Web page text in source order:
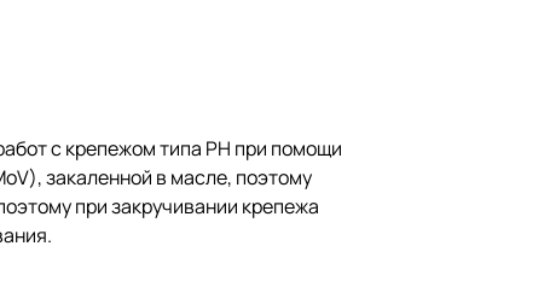
с крепежом типа PH при помощи
закаленной в масле, поэтому
при закручивании крепежа